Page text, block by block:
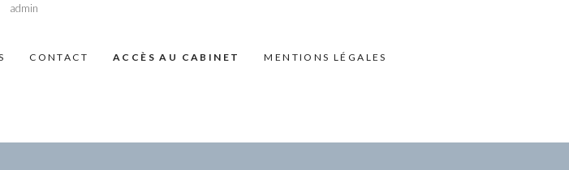
admin
CONTACT ACCÈS AU CABINET MENTIONS LÉGALES